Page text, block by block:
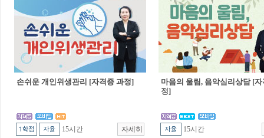
손쉬운 개인위생관리 [자격증 과정]
15시간
마음의 울림, 음악심리상담 [
정]
15시간